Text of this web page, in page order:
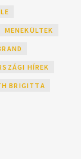
MENEKÜLTEK
HÍREK
BRIGITTA